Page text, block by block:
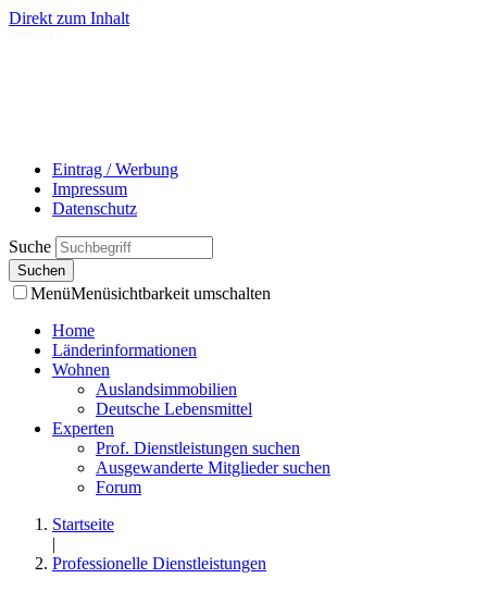
Direkt zum Inhalt
Eintrag / Werbung
Impressum
Datenschutz
Suche
MenüMenüsichtbarkeit umschalten
Home
Länderinformationen
Wohnen
Auslandsimmobilien
Deutsche Lebensmittel
Experten
Prof. Dienstleistungen suchen
Ausgewanderte Mitglieder suchen
Forum
Startseite
|
Professionelle Dienstleistungen